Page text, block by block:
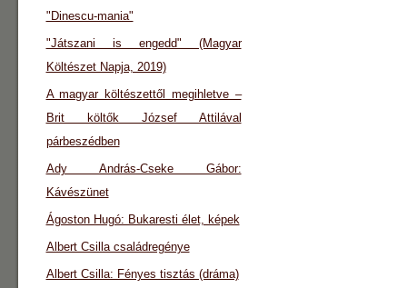
"Dinescu-mania"
"Játszani is engedd" (Magyar
Költészet Napja, 2019)
A magyar költészettől megihletve –
Brit költők József Attilával
párbeszédben
Ady András-Cseke Gábor:
Kávészünet
Ágoston Hugó: Bukaresti élet, képek
Albert Csilla családregénye
Albert Csilla: Fényes tisztás (dráma)